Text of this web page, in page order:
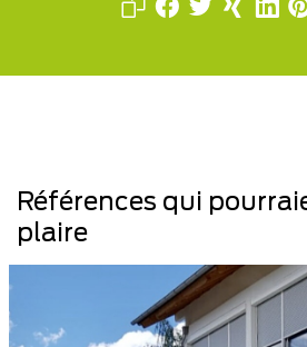
Références qui
plaire